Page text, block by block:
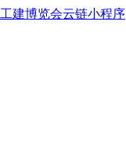
工建博览会云链小程序